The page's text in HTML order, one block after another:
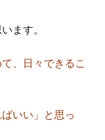
ます。
、日々できるこ
いい」と思っ